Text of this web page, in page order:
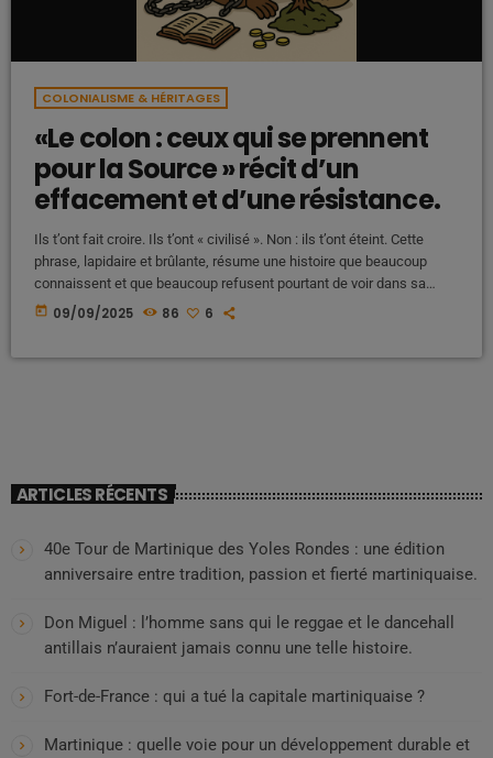
COLONIALISME & HÉRITAGES
«Le colon : ceux qui se prennent
pour la Source » récit d’un
effacement et d’une résistance.
Ils t’ont fait croire. Ils t’ont « civilisé ». Non : ils t’ont éteint. Cette
phrase, lapidaire et brûlante, résume une histoire que beaucoup
connaissent et que beaucoup refusent pourtant de voir dans sa
pleine violence. Le mot « colon » ne désigne pas ici seulement un
today 09/09/2025 86 6
ARTICLES RÉCENTS
40e Tour de Martinique des Yoles Rondes : une édition
anniversaire entre tradition, passion et fierté martiniquaise.
Don Miguel : l’homme sans qui le reggae et le dancehall
antillais n’auraient jamais connu une telle histoire.
Fort-de-France : qui a tué la capitale martiniquaise ?
Martinique : quelle voie pour un développement durable et